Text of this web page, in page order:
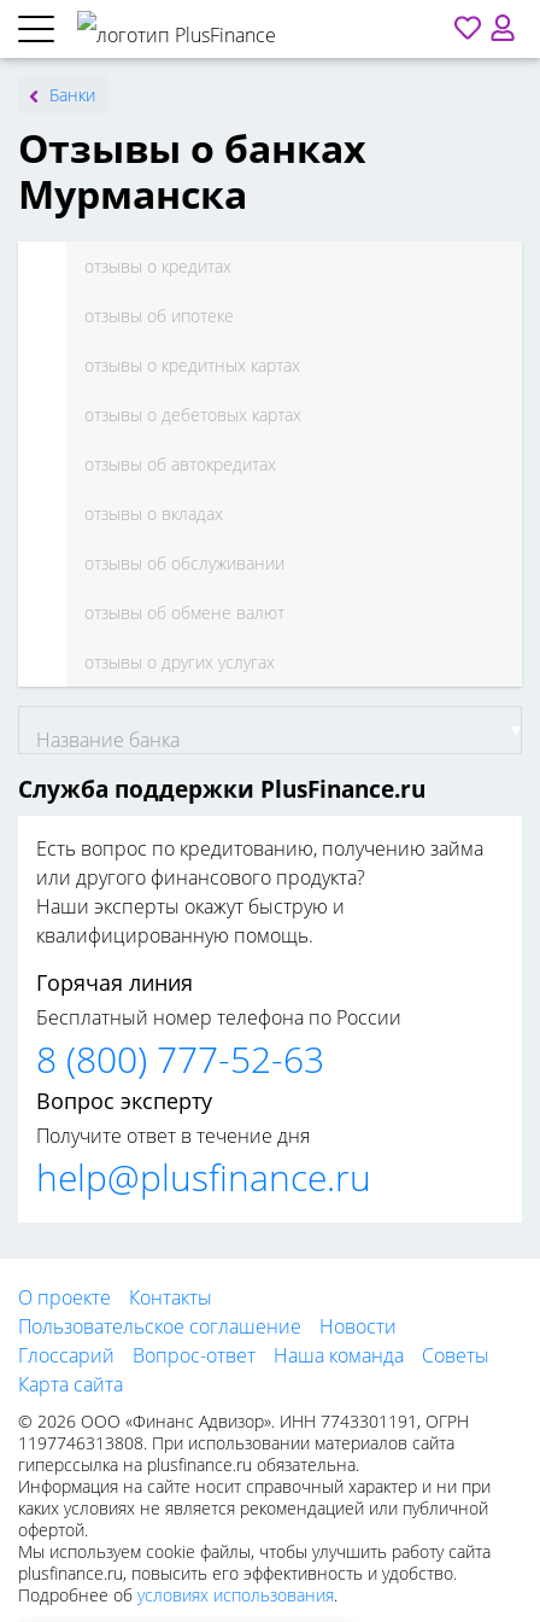
Банки
Отзывы о банках
Мурманска
отзывы о кредитах
отзывы об ипотеке
отзывы о кредитных картах
отзывы о дебетовых картах
отзывы об автокредитах
отзывы о вкладах
отзывы об обслуживании
отзывы об обмене валют
отзывы о других услугах
Название банка
Служба поддержки PlusFinance.ru
Есть вопрос по кредитованию, получению займа
или другого финансового продукта?
Наши эксперты окажут быструю и
квалифицированную помощь.
Горячая линия
Бесплатный номер телефона по России
8 (800) 777-52-63
Вопрос эксперту
Получите ответ в течение дня
help@plusfinance.ru
О проекте
Контакты
Пользовательское соглашение
Новости
Глоссарий
Вопрос-ответ Наша команда
Советы
Карта сайта
© 2026 ООО «Финанс Адвизор». ИНН 7743301191, ОГРН
1197746313808. При использовании материалов сайта
гиперссылка на plusfinance.ru обязательна.
Информация на сайте носит справочный характер и ни при
каких условиях не является рекомендацией или публичной
офертой.
Мы используем cookie файлы, чтобы улучшить работу сайта
plusfinance.ru, повысить его эффективность и удобство.
Подробнее об условиях использования.